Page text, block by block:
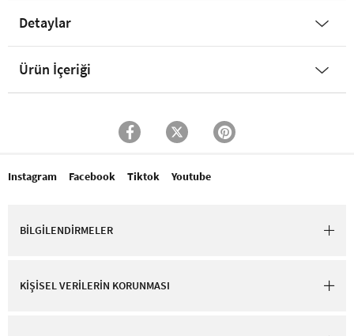
Detaylar
Ürün İçeriği
Instagram Facebook Tiktok Youtube
BİLGİLENDİRMELER
KİŞİSEL VERİLERİN KORUNMASI